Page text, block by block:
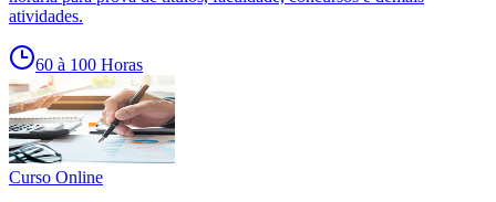
atividades.
60 à 100 Horas
Curso Online